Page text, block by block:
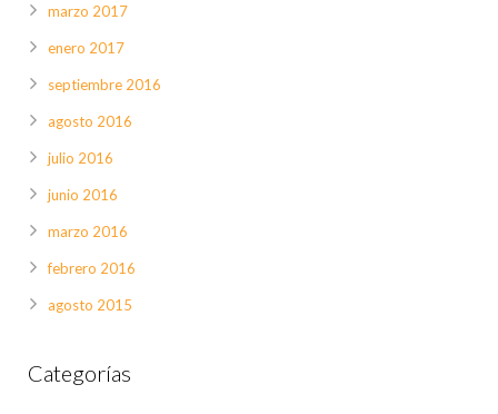
marzo 2017
enero 2017
septiembre 2016
agosto 2016
julio 2016
junio 2016
marzo 2016
febrero 2016
agosto 2015
Categorías